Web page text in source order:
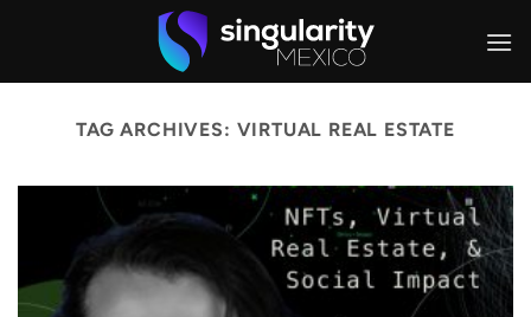
TAG ARCHIVES: VIRTUAL REAL ESTATE